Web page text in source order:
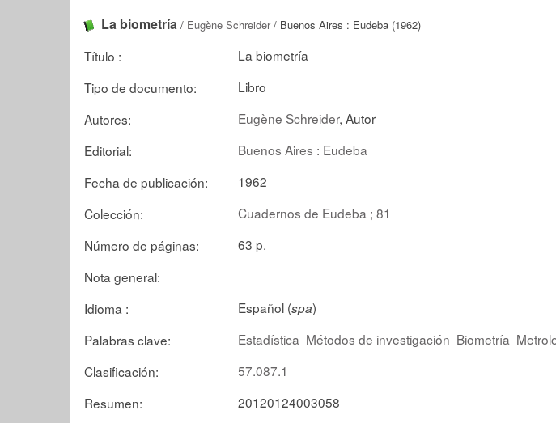
La biometría / Eugène Schreider/ Buenos Aires : Eudeba (1962)
Título :
La biometría
Tipo de documento:
Libro
Autores:
Eugène Schreider, Autor
Editorial:
Buenos Aires : Eudeba
Fecha de publicación:
1962
Colección:
Cuadernos de Eudeba ; 81
Número de páginas:
63 p.
Nota general:
Idioma :
Español (spa)
Palabras clave:
Estadística Métodos de investigación Biometría
Clasificación:
57.087.1
Resumen:
20120124003058